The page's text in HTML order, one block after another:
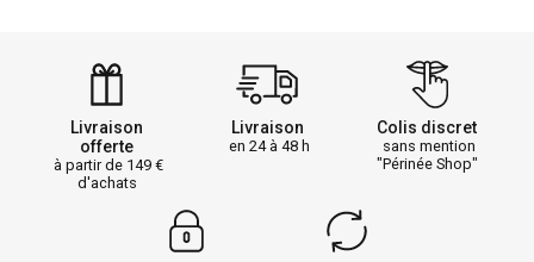
Livraison
offerte
à partir de 149
d'achats
Livraison
en 24 à 48 h
Colis discret
sans mention
"Périnée Shop"